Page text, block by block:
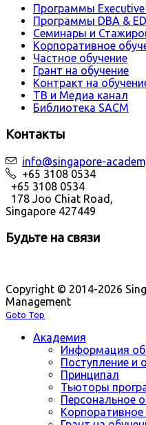
Программы
Программы DBA &
Семинары и
Корпоративное
Частное обучение
Грант на обучение
Контракт на
ТВ и Медиа канал
Библиотека SACM
Контакты
info@singapore-
+65 3108 0534
+65 3108 0534
178 Joo Chiat Road,
Singapore 427449
Будьте на связи
Copyright © 2014-2026
Management
Goto Top
Академия
Информация
Поступление и
Принципал
Тьюторы
Персональное
Корпоративное